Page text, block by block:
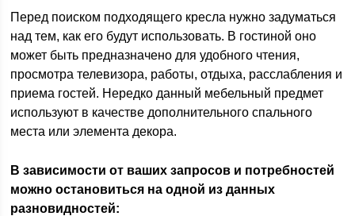
Перед поиском подходящего кресла нужно задуматься
над тем, как его будут использовать. В гостиной оно
может быть предназначено для удобного чтения,
просмотра телевизора, работы, отдыха, расслабления и
приема гостей. Нередко данный мебельный предмет
используют в качестве дополнительного спального
места или элемента декора.
В зависимости от ваших запросов и потребностей
можно остановиться на одной из данных
разновидностей: